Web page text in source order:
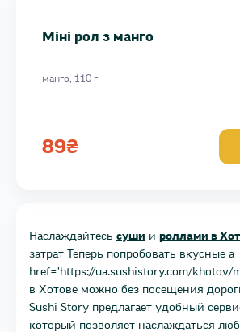
Міні рол з манго
манго, 110 г
89₴
Наслаждайтесь суши и роллами в
затрат Теперь попробовать вкусные a
href='https://ua.sushistory.com/khotov/
в Хотове можно без посещения
Sushi Story предлагает удобный
который позволяет наслаждаться